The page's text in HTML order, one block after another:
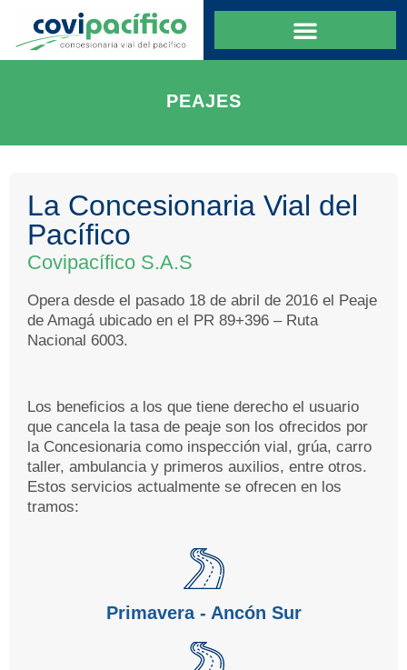
PEAJES
La Concesionaria Vial del
Pacífico
Covipacífico S.A.S
Opera desde el pasado 18 de abril de 2016 el Peaje
de Amagá ubicado en el PR 89+396 – Ruta
Nacional 6003.
Los beneficios a los que tiene derecho el usuario
que cancela la tasa de peaje son los ofrecidos por
la Concesionaria como inspección vial, grúa, carro
taller, ambulancia y primeros auxilios, entre otros.
Estos servicios actualmente se ofrecen en los
tramos:
Primavera - Ancón Sur